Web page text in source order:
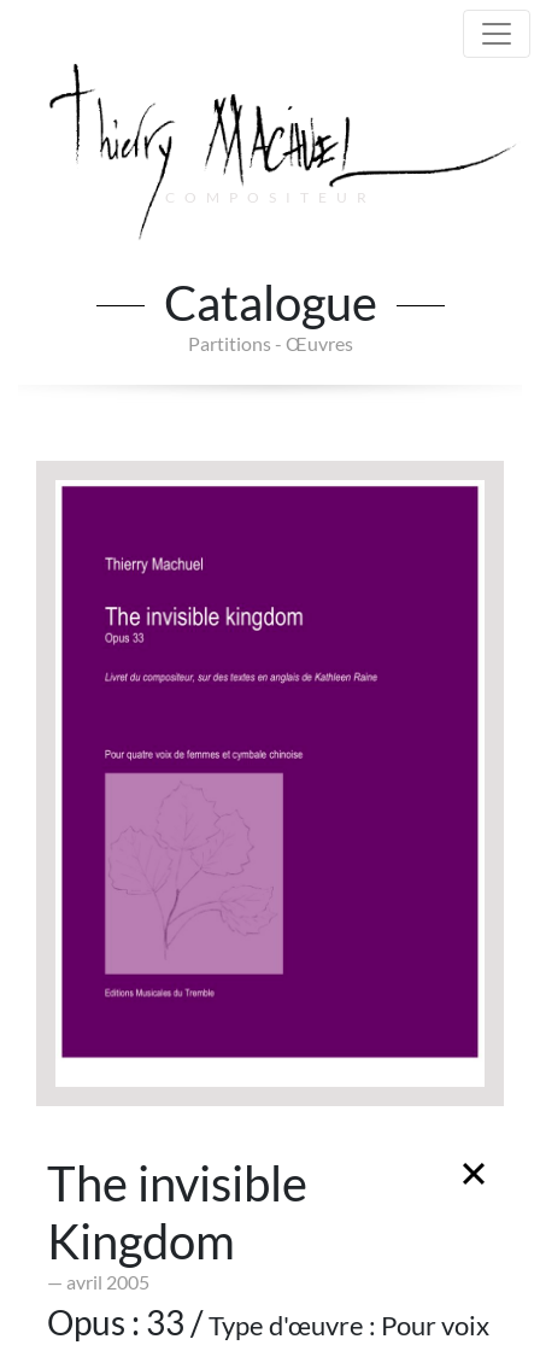
COMPOSITEUR
Main Navigation
Catalogue
Partitions - Œuvres
The invisible
Kingdom
— avril 2005
Opus : 33 /Type d'œuvre : Pour voix